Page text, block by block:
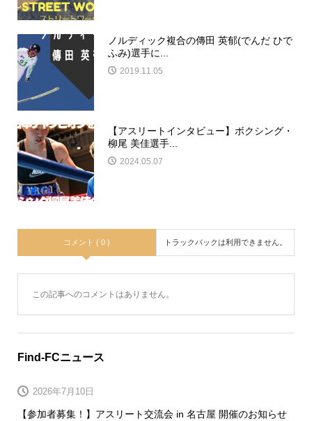
ノルディック複合の傳田 英郁(でんだ ひで
ふみ)選手に...
2019.11.05
【アスリートインタビュー】ボクシング・
柳尾 美佳選手...
2024.05.07
コメント ( 0 ) トラックバックは利用できません。
この記事へのコメントはありません。
Find-FCニュース
【参加者募集！】アスリート交流会 in 名古屋 開催のお知らせ
2026年7月10日